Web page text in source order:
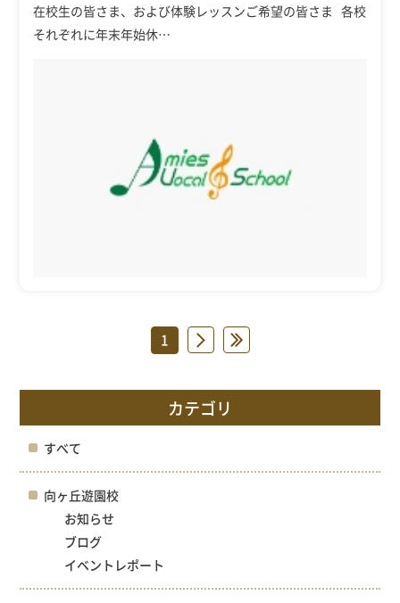
在校生の皆さま、および体験レッスンご希望の皆さま 各校
それぞれに年末年始休…
1 » »
カテゴリ
すべて
向ヶ丘遊園校
お知らせ
ブログ
イベントレポート